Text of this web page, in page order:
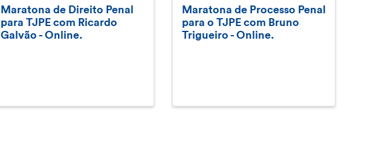
Maratona de Direito Penal
para TJPE com Ricardo
Galvão - Online.
Maratona de Processo Penal
para o TJPE com Bruno
Trigueiro - Online.